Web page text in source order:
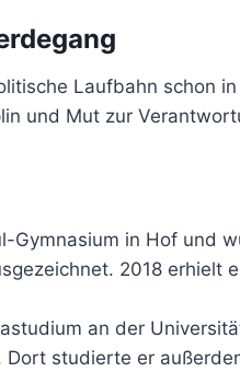
Laufbahn schon
und Mut zur
Gymnasium in Hof und
2018 erhielt
an der
studierte er